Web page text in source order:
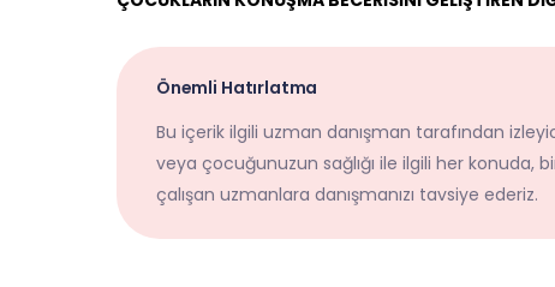
Önemli Hatırlatma
Bu içerik ilgili uzman danışman tarafından
veya çocuğunuzun sağlığı ile ilgili her konuda,
çalışan uzmanlara danışmanızı tavsiye ederiz.